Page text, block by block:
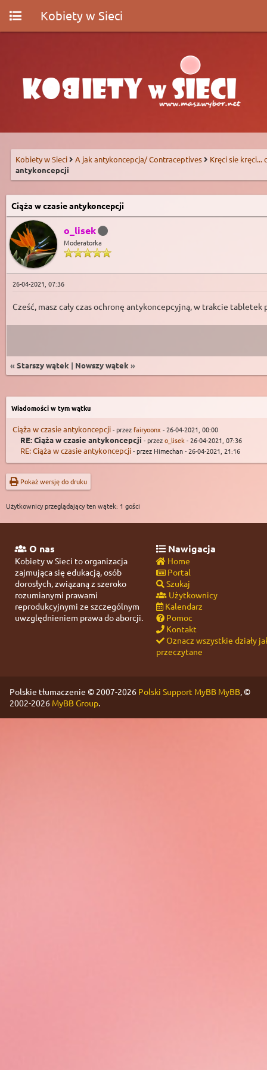
Kobiety w Sieci
Kobiety w Sieci A jak antykoncepcja/ Contraceptives
Kręci sie kręci...
antykoncepcji
Ciąża w czasie antykoncepcji
o_lisek
Moderatorka
26-04-2021, 07:36
Cześć, masz cały czas ochronę antykoncepcyjną, w trakcie tabletek
« Starszy wątek | Nowszy wątek »
Wiadomości w tym wątku
Ciąża w czasie antykoncepcji- przezfairyoonx - 26-04-2021, 00:00
RE: Ciąża w czasie antykoncepcji - przezo_lisek - 26-04-2021, 07:36
RE: Ciąża w czasie antykoncepcji- przez Himechan - 26-04-2021, 21:16
Pokaż wersję do druku
Użytkownicy przeglądający ten wątek: 1 gości
O nas
Kobiety w Sieci to organizacja
zajmująca się edukacją, osób
dorosłych, związaną z szeroko
rozumianymi prawami
reprodukcyjnymi ze szczególnym
uwzględnieniem prawa do aborcji.
Nawigacja
Home
Portal
Szukaj
Użytkownicy
Kalendarz
Pomoc
Kontakt
Oznacz wszystkie działy
przeczytane
Polskie tłumaczenie © 2007-2026 Polski Support MyBB MyBB, ©
2002-2026 MyBB Group.